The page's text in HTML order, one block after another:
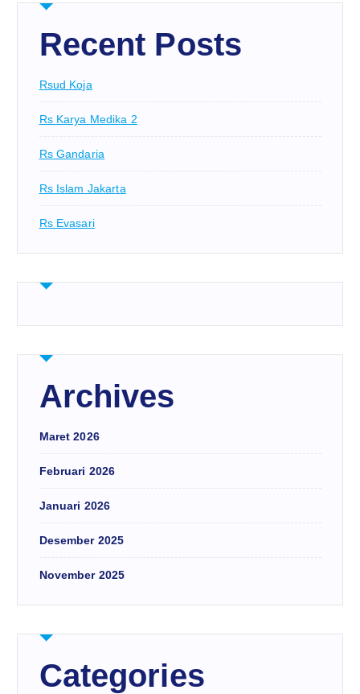
Recent Posts
Rsud Koja
Rs Karya Medika 2
Rs Gandaria
Rs Islam Jakarta
Rs Evasari
Archives
Maret 2026
Februari 2026
Januari 2026
Desember 2025
November 2025
Categories